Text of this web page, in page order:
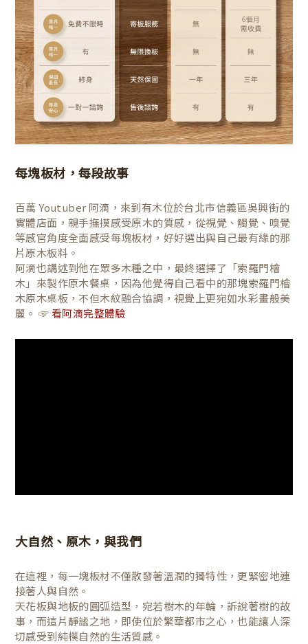
每塊板材，每段故事
百萬 Youtuber 阿滴，來到有木位於台北市信義區吳興街的
實體店面，親手撫摸感受原木的質感，從視覺、觸覺、嗅覺
等感官角度全面感受每塊板材，好好選出與自己最有緣的那
片原木板料。
阿滴也講述到他在眾多木種之中，最終選擇了「索羅門檜
木」來製作原木餐桌，因為他覺得自己看中的那塊索羅門檜
木原木桌板，不但木紋融合協調，視覺上更宛如水彩畫般美
麗。 ☞ 看阿滴完整體驗
大自然、原木，與我們
在這裡，每一塊板材不僅散發著溫潤的獨特性，更緊密地連
接著人與自然。
天花板與地板的圓弧造型，宛若樹木的年輪，訴說著樹的故
事，而這片靜謐之地，即使位於繁華都市之心，也能讓人深
切感受到純樸自然的生活質感。